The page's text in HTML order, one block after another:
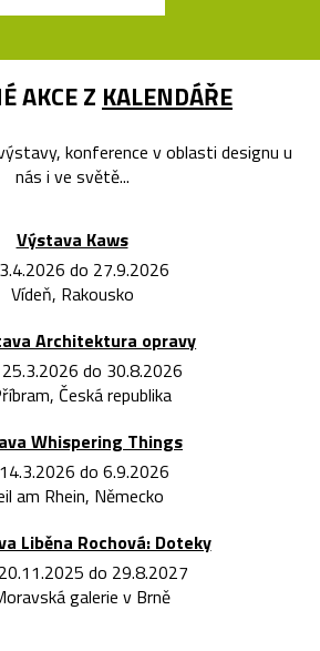
AKCE Z KALENDÁŘE
konference v oblasti designu u
nás i ve světě...
Výstava Kaws
do 27.9.2026
Vídeň, Rakousko
Architektura opravy
do 30.8.2026
Česká republika
Whispering Things
do 6.9.2026
am Rhein, Německo
Liběna Rochová: Doteky
do 29.8.2027
galerie v Brně